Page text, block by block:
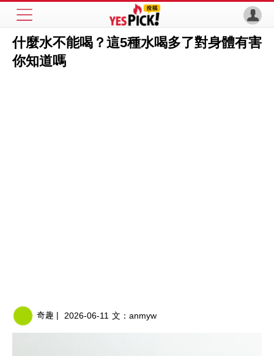
什麼水不能喝？這5種水喝多了對身體有害
你知道嗎
奇趣 | 2026-06-11 文： anmyw